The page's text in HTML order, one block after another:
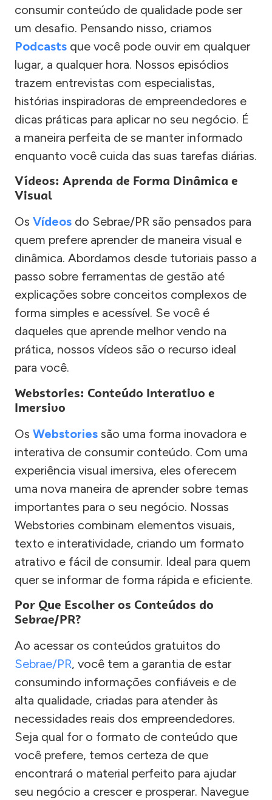
consumir conteúdo de qualidade pode ser
um desafio. Pensando nisso, criamos
Podcasts que você pode ouvir em qualquer
lugar, a qualquer hora. Nossos episódios
trazem entrevistas com especialistas,
histórias inspiradoras de empreendedores e
dicas práticas para aplicar no seu negócio. É
a maneira perfeita de se manter informado
enquanto você cuida das suas tarefas diárias.
Vídeos: Aprenda de Forma Dinâmica e
Visual
Os Vídeos do Sebrae/PR são pensados para
quem prefere aprender de maneira visual e
dinâmica. Abordamos desde tutoriais passo a
passo sobre ferramentas de gestão até
explicações sobre conceitos complexos de
forma simples e acessível. Se você é
daqueles que aprende melhor vendo na
prática, nossos vídeos são o recurso ideal
para você.
Webstories: Conteúdo Interativo e
Imersivo
Os Webstories são uma forma inovadora e
interativa de consumir conteúdo. Com uma
experiência visual imersiva, eles oferecem
uma nova maneira de aprender sobre temas
importantes para o seu negócio. Nossas
Webstories combinam elementos visuais,
texto e interatividade, criando um formato
atrativo e fácil de consumir. Ideal para quem
quer se informar de forma rápida e eficiente.
Por Que Escolher os Conteúdos do
Sebrae/PR?
Ao acessar os conteúdos gratuitos do
Sebrae/PR, você tem a garantia de estar
consumindo informações confiáveis e de
alta qualidade, criadas para atender às
necessidades reais dos empreendedores.
Seja qual for o formato de conteúdo que
você prefere, temos certeza de que
encontrará o material perfeito para ajudar
seu negócio a crescer e prosperar. Navegue